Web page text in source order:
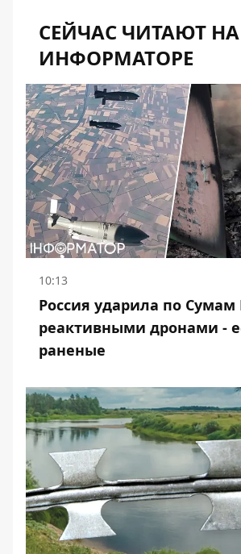
СЕЙЧАС ЧИТАЮТ НА
ИНФОРМАТОРЕ
10:13
Россия ударила по
реактивными дронами -
раненые